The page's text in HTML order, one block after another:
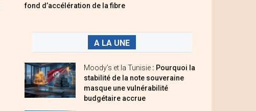
fond d’accélération de la fibre
A LA UNE
Moody’s et la Tunisie : Pourquoi la
stabilité de la note souveraine
masque une vulnérabilité
budgétaire accrue